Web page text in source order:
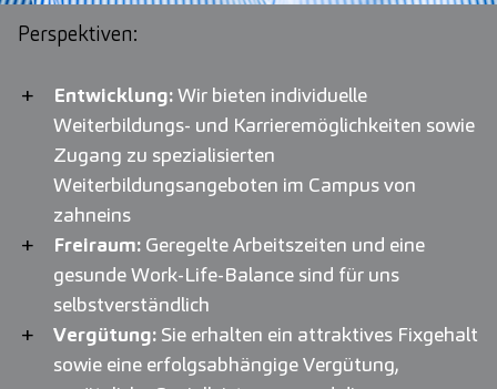
Perspektiven:
Entwicklung:Wir bieten individuelle
Weiterbildungs- und Karrieremöglichkeiten sowie
Zugang zu spezialisierten
Weiterbildungsangeboten im Campus von
zahneins
Freiraum: Geregelte Arbeitszeiten und eine
gesunde Work-Life-Balance sind für uns
selbstverständlich
Vergütung: Sie erhalten ein attraktives Fixgehalt
sowie eine erfolgsabhängige Vergütung,